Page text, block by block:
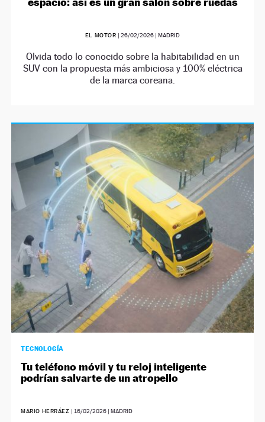
EL MOTOR |26/02/2026 | MADRID
Olvida todo lo conocido sobre la habitabilidad en un
SUV con la propuesta más ambiciosa y 100% eléctrica
de la marca coreana.
TECNOLOGÍA
Tu teléfono móvil y tu reloj inteligente
podrían salvarte de un atropello
MARIO HERRÁEZ | 16/02/2026 | MADRID